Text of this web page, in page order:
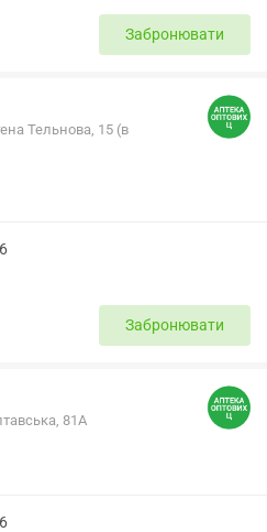
Забронювати
Тельнова, 15 (в
Забронювати
81А